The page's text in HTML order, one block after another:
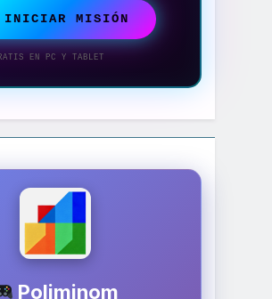
INICIAR MISIÓN
EN PC Y TABLET
Poliminom